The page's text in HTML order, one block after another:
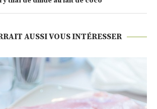
AUSSI VOUS INTÉRESSER